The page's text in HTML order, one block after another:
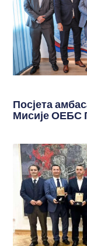
Посјета
Мисије ОЕБС